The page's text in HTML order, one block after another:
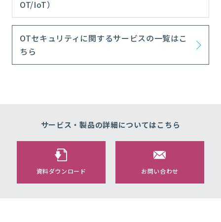
OT/IoT）
OTセキュリティに関するサービスの一覧はこ
ちら
サービス・製品の詳細についてはこちら
資料ダウンロード お問い合わせ